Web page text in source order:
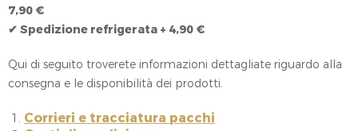
7,90 €
✔ Spedizione refrigerata + 4,90 €
Qui di seguito troverete informazioni dettagliate riguardo alla
consegna e le disponibilità dei prodotti.
Corrieri e tracciatura pacchi